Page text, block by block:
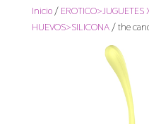
Inicio/ EROTICO>JUGUETES
HUEVOS>SILICONA/ the